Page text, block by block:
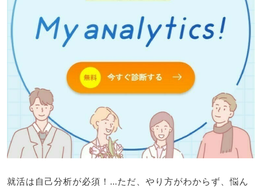
就活は自己分析が必須！…ただ、やり方がわからず、悩ん